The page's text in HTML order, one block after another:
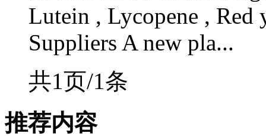
Lutein , Lycopene , Red
Suppliers A new pla...
共1页/1条
推荐内容